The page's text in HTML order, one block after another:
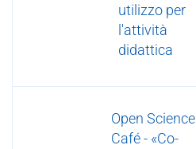
utilizzo per
l'attività
didattica
Open Science
Café - «Co-